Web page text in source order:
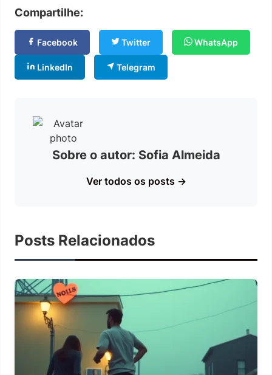
Compartilhe:
Facebook Twitter WhatsApp
LinkedIn Telegram
Sobre o autor: Sofia Almeida
Ver todos os posts →
Posts Relacionados